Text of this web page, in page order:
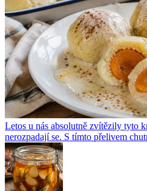
Letos u nás absolutně zvítězily tyto
nerozpadají se. S tímto přelivem